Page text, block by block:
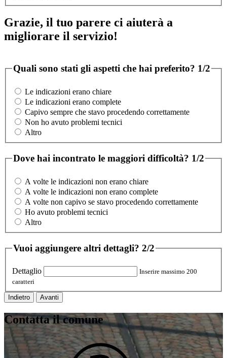
Grazie, il tuo parere ci aiuterà a
migliorare il servizio!
Quali sono stati gli aspetti che hai preferito? 1/2
Le indicazioni erano chiare
Le indicazioni erano complete
Capivo sempre che stavo procedendo correttamente
Non ho avuto problemi tecnici
Altro
Dove hai incontrato le maggiori difficoltà? 1/2
A volte le indicazioni non erano chiare
A volte le indicazioni non erano complete
A volte non capivo se stavo procedendo correttamente
Ho avuto problemi tecnici
Altro
Vuoi aggiungere altri dettagli? 2/2
Dettaglio
Inserire massimo 200
caratteri
Indietro Avanti
Contatta il comune